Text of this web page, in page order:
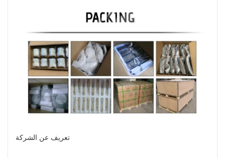
تعريف عن الشركة